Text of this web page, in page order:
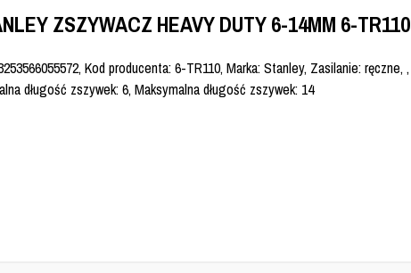
ZSZYWACZ HEAVY DUTY 6-14MM 6-TR110
Kod producenta: 6-TR110, Marka: Stanley, Zasilanie: ręczne, ,
długość zszywek: 6, Maksymalna długość zszywek: 14